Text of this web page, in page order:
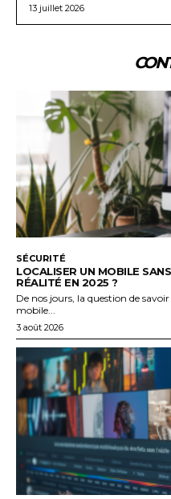
13 juillet 2026
SÉCURITÉ
LOCALISER UN MOBILE
RÉALITÉ EN 2025 ?
De nos jours, la question de
mobile...
3 août 2026